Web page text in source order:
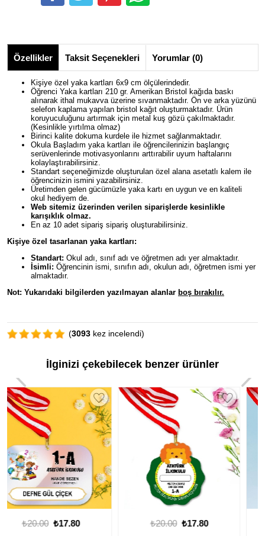
Özellikler Taksit Seçenekleri Yorumlar (0)
Kişiye özel yaka kartları 6x9 cm ölçülerindedir.
Öğrenci Yaka kartları 210 gr. Amerikan Bristol kağıda baskı
alınarak ithal mukavva üzerine sıvanmaktadır. Ön ve arka yüzünü
selefon kaplama yapılan bristol kağıt oluşturmaktadır. Ürün
koruyuculuğunu artırmak için metal kuş gözü çakılmaktadır.
(Kesinlikle yırtılma olmaz)
Birinci kalite dokuma kurdele ile hizmet sağlanmaktadır.
Okula Başladım yaka kartları ile öğrencilerinizin başlangıç
serüvenlerinde motivasyonlarını arttırabilir uyum haftalarını
kolaylaştırabilirsiniz.
Standart seçeneğimizde oluşturulan özel alana asetatlı kalem ile
öğrencinizin ismini yazabilirsiniz.
Üretimden gelen gücümüzle yaka kartı en uygun ve en kaliteli
okul hediyem de.
Web sitemiz üzerinden verilen siparişlerde kesinlikle
karışıklık olmaz.
En az 10 adet sipariş sipariş oluşturabilirsiniz.
Kişiye özel tasarlanan yaka kartları:
Standart: Okul adı, sınıf adı ve öğretmen adı yer almaktadır.
İsimli: Öğrencinin ismi, sınıfın adı, okulun adı, öğretmen ismi yer
almaktadır.
Not: Yukarıdaki bilgilerden yazılmayan alanlar boş bırakılır.
(3093 kez incelendi)
İlginizi çekebilecek benzer ürünler
₺20.00 ₺17.80 ₺20.00 ₺17.80